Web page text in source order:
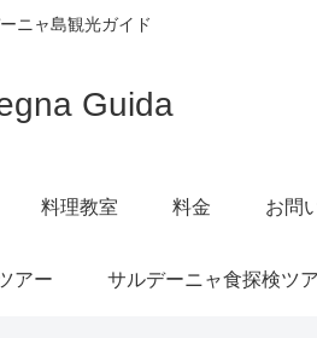
ニャ島観光ガイド
Guida
料理教室 料金 お問
アー サルデーニャ食探検ツ